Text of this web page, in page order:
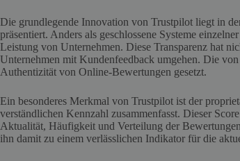
Die grundlegende Innovation von Trustpilot liegt in
präsentiert. Anders als geschlossene Systeme
Leistung von Unternehmen. Diese Transparenz hat
Unternehmen mit Kundenfeedback umgehen. Die
Authentizität von Online-Bewertungen gesetzt.
Ein besonderes Merkmal von Trustpilot ist der
verständlichen Kennzahl zusammenfasst. Dieser
Aktualität, Häufigkeit und Verteilung der
ihn damit zu einem verlässlichen Indikator für die